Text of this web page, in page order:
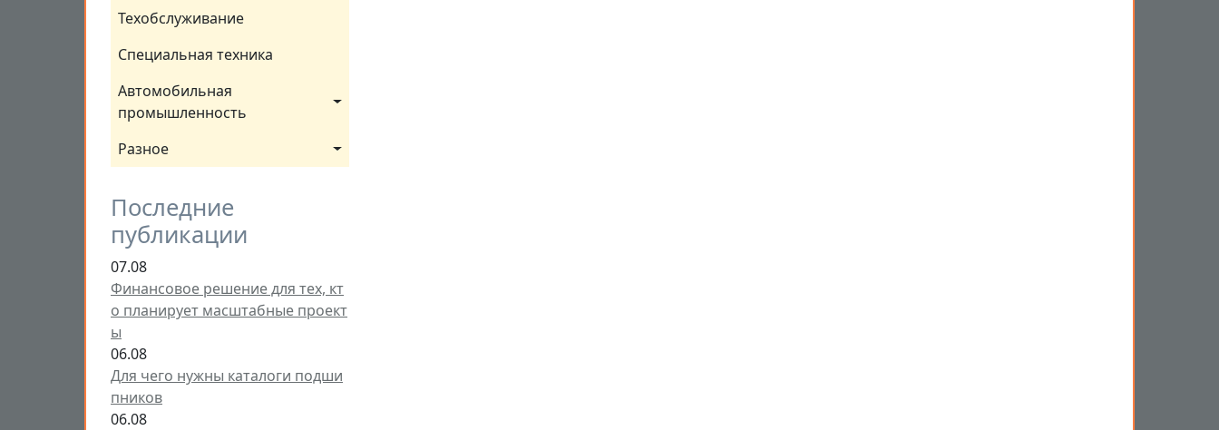
Техобслуживание
Специальная техника
Автомобильная
промышленность
Разное
Последние
публикации
07.08
Финансовое решение для тех, кт
о планирует масштабные проект
ы
06.08
Для чего нужны каталоги подши
пников
06.08